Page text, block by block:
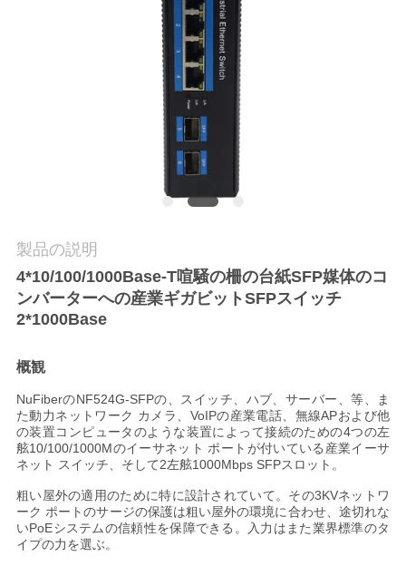
絡
し
さ
い
ニ
ュ
ー
製品の説明
4*10/100/1000Base-T喧騒の柵の台紙SFP媒体のコ
ンバーターへの産業ギガビットSFPスイッチ
2*1000Base
概観
NuFiberのNF524G-SFPの、スイッチ、ハブ、サーバー、等、ま
た動力ネットワーク カメラ、VoIPの産業電話、無線APおよび他
の装置コンピュータのような装置によって接続のための4つの左
舷10/100/1000Mのイーサネット ポートが付いている産業イーサ
ネット スイッチ、そして2左舷1000Mbps SFPスロット。
粗い屋外の適用のために特に設計されていて。その3KVネットワ
ーク ポートのサージの保護は粗い屋外の環境に合わせ、途切れな
いPoEシステムの信頼性を保障できる。入力はまた業界標準のタ
イプの力を選ぶ。